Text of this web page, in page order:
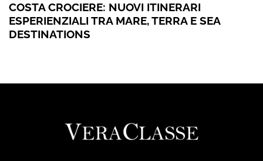
COSTA CROCIERE: NUOVI ITINERARI
ESPERIENZIALI TRA MARE, TERRA E SEA
DESTINATIONS